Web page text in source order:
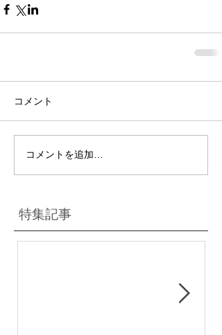
コメント
コメントを追加…
特集記事